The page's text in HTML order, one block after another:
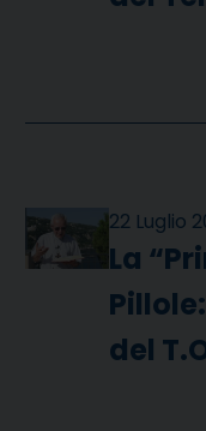
22 Luglio
La
del